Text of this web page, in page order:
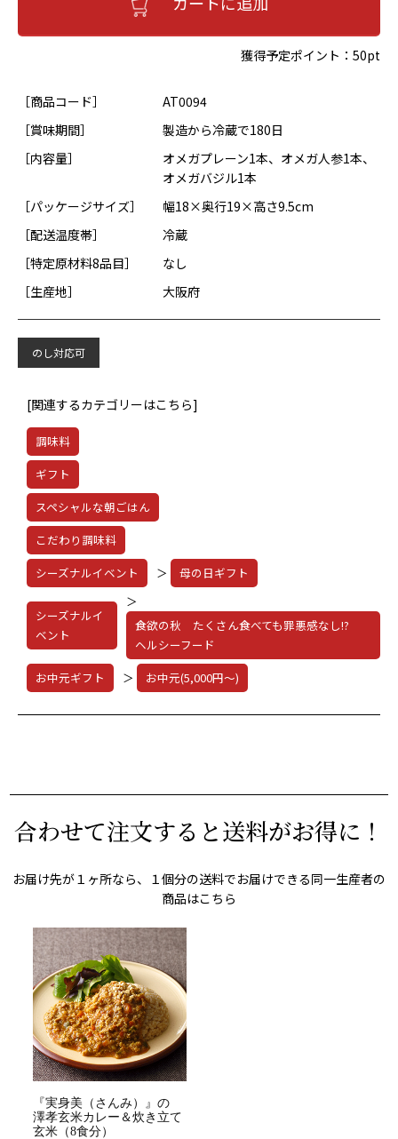
獲得予定ポイント：50pt
［商品コード］
AT0094
［賞味期間］
製造から冷蔵で180日
［内容量］
オメガプレーン1本、オメガ人参1本、
オメガバジル1本
［パッケージサイズ］
幅18×奥行19×高さ9.5cm
［配送温度帯］
冷蔵
［特定原材料8品目］
なし
［生産地］
大阪府
のし対応可
[関連するカテゴリーはこちら]
調味料
ギフト
スペシャルな朝ごはん
こだわり調味料
シーズナルイベント
＞ 母の日ギフト
シーズナルイ
ベント
＞
食欲の秋 たくさん食べても罪悪感なし!?
ヘルシーフード
お中元ギフト
＞ お中元(5,000円～)
合わせて注文すると送料がお得に！
お届け先が１ヶ所なら、１個分の送料でお届けできる同一生産者の
商品はこちら
『実身美（さんみ）』の
澤孝玄米カレー＆炊き立て
玄米（8食分）